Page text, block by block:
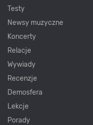
Testy
Newsy muzyczne
Koncerty
Relacje
Wywiady
Recenzje
Demosfera
Lekcje
Porady